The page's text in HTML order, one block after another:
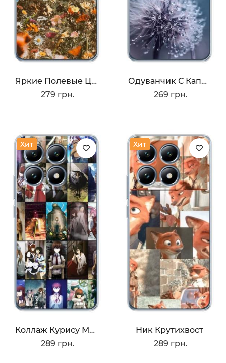
Яркие Полевые Цветы
279 грн.
Одуванчик С Капельками
269 грн.
Хит
Коллаж Курису Макисе
289 грн.
Хит
Ник Крутихвост
289 грн.